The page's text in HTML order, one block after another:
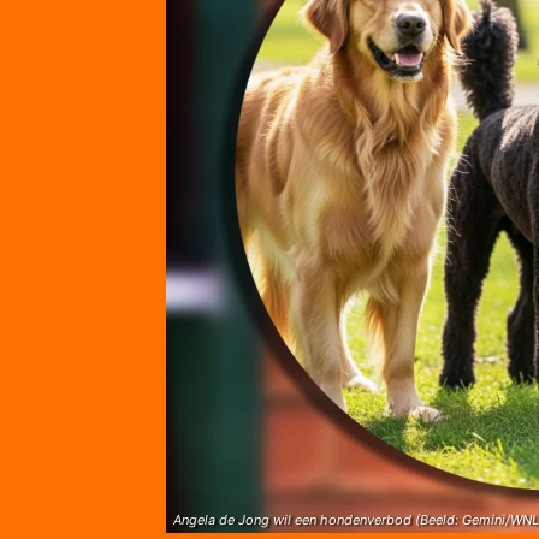
Angela de Jong wil een hondenverbod (Beeld: Gemini/